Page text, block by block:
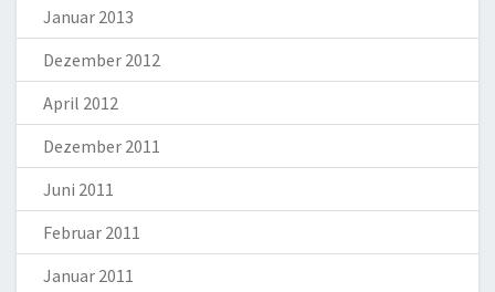
Januar 2013
Dezember 2012
April 2012
Dezember 2011
Juni 2011
Februar 2011
Januar 2011